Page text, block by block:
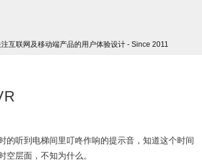
互联网及移动端产品的用户体验设计 - Since 2011
的听到电梯间里叮咚作响的提示音，知道这个时间
层面，不知为什么。